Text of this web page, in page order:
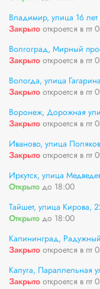
Владимир, улица 16
Закрыто откроется в пт
Волгоград, Мирный
Закрыто откроется в пт
Вологда, улица
Закрыто откроется в пт
Воронеж, Дорожная
Закрыто откроется в пт
Иваново, улица
Закрыто откроется в пт
Иркутск, улица
Открыто до 18:00
Тайшет, улица Кирова,
Открыто до 18:00
Калининград,
Закрыто откроется в пт
Калуга, Параллельная
Закрыто откроется в пт